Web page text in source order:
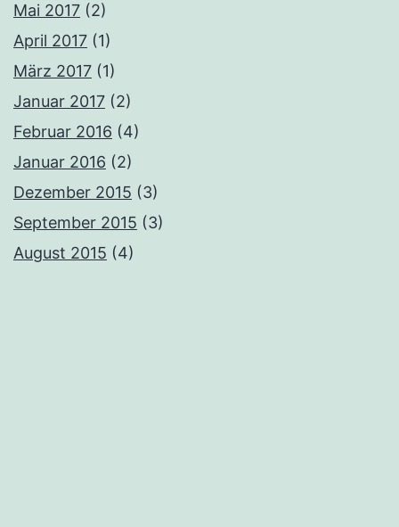
Mai 2017 (2)
April 2017 (1)
März 2017 (1)
Januar 2017 (2)
Februar 2016 (4)
Januar 2016 (2)
Dezember 2015 (3)
September 2015 (3)
August 2015 (4)